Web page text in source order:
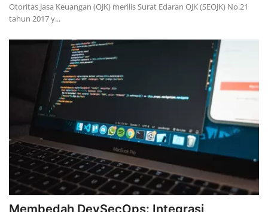
Otoritas Jasa Keuangan (OJK) merilis Surat Edaran OJK (SEOJK) No.21
tahun 2017 y...
Membedah DevSecOps: Integrasi